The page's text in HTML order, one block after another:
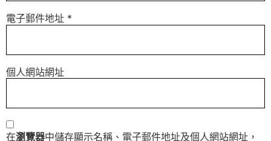
電子郵件地址 *
個人網站網址
在瀏覽器中儲存顯示名稱、電子郵件地址及個人網站網址，